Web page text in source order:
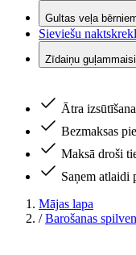
Gultas veļa
Sieviešu
Zīdaiņu
Ātra
Bezmaksas
Maksā droši
Saņem atlaidi
Mājas lapa
/ Barošanas